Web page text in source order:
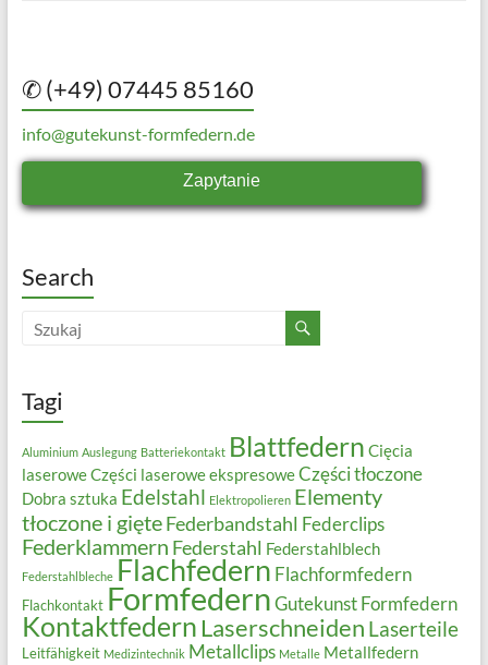
✆ (+49) 07445 85160
info@gutekunst-formfedern.de
Zapytanie
Search
Tagi
Aluminium Auslegung Batteriekontakt Blattfedern Cięcia
laseroweCzęści laserowe ekspresoweCzęści tłoczone
Dobra sztuka Edelstahl Elektropolieren Elementy
tłoczone i gięteFederbandstahl Federclips
Federklammern Federstahl Federstahlblech
Federstahlbleche Flachfedern Flachformfedern
Flachkontakt FormfedernGutekunst Formfedern
Kontaktfedern Laserschneiden Laserteile
Leitfähigkeit Medizintechnik Metallclips Metalle Metallfedern